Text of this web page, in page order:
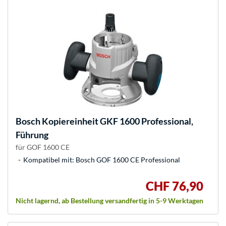
BoschKopiereinheit GKF 1600 Professional,
Führung
für GOF 1600 CE
Kompatibel mit: Bosch GOF 1600 CE Professional
CHF 76,90
Nicht lagernd, ab Bestellung versandfertig in 5-9 Werktagen